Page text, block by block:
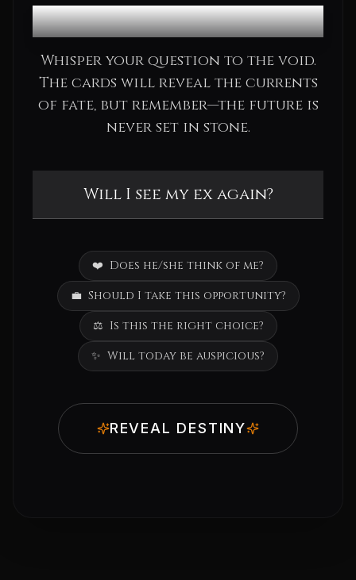
Consult the Oracle
Whisper your question to the void.
The cards will reveal the currents
of fate, but remember—the future is
never set in stone.
❤️ Does he/she think of me?
💼 Should I take this opportunity?
⚖️ Is this the right choice?
✨ Will today be auspicious?
REVEAL DESTINY